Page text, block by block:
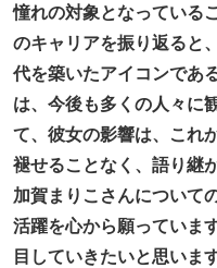
憧れの対象となっている
のキャリアを振り返ると
代を築いたアイコンであ
は、今後も多くの人々に
て、彼女の影響は、これ
褪せることなく、語り継
加賀まりこさんについて
活躍を心から願っていま
目していきたいと思いま